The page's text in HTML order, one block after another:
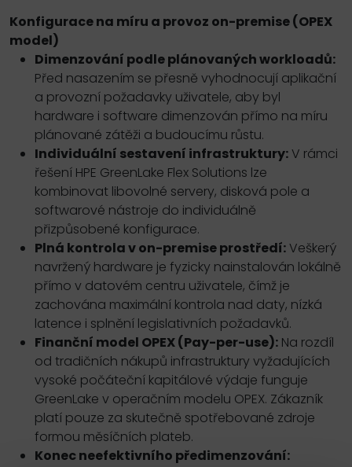
Konfigurace na míru a provoz on-premise (OPEX
model)
Dimenzování podle plánovaných workloadů:
Před nasazením se přesně vyhodnocují aplikační
a provozní požadavky uživatele, aby byl
hardware i software dimenzován přímo na míru
plánované zátěži a budoucímu růstu.
Individuální sestavení infrastruktury:V rámci
řešení HPE GreenLake Flex Solutions lze
kombinovat libovolné servery, disková pole a
softwarové nástroje do individuálně
přizpůsobené konfigurace.
Plná kontrola v on-premise prostředí:Veškerý
navržený hardware je fyzicky nainstalován lokálně
přímo v datovém centru uživatele, čímž je
zachována maximální kontrola nad daty, nízká
latence i splnění legislativních požadavků.
Finanční model OPEX (Pay-per-use): Na rozdíl
od tradičních nákupů infrastruktury vyžadujících
vysoké počáteční kapitálové výdaje funguje
GreenLake v operačním modelu OPEX. Zákazník
platí pouze za skutečně spotřebované zdroje
formou měsíčních plateb.
Konec neefektivního předimenzování: